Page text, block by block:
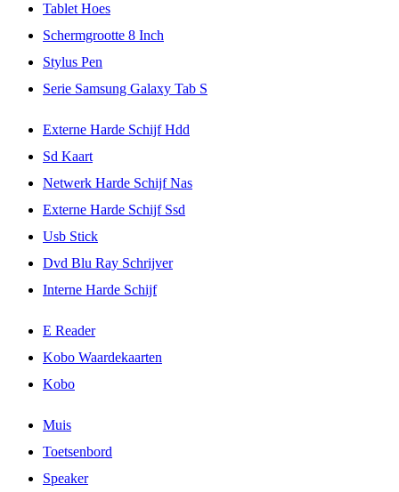
Tablet Hoes
Schermgrootte 8 Inch
Stylus Pen
Serie Samsung Galaxy Tab S
Externe Harde Schijf Hdd
Sd Kaart
Netwerk Harde Schijf Nas
Externe Harde Schijf Ssd
Usb Stick
Dvd Blu Ray Schrijver
Interne Harde Schijf
E Reader
Kobo Waardekaarten
Kobo
Muis
Toetsenbord
Speaker